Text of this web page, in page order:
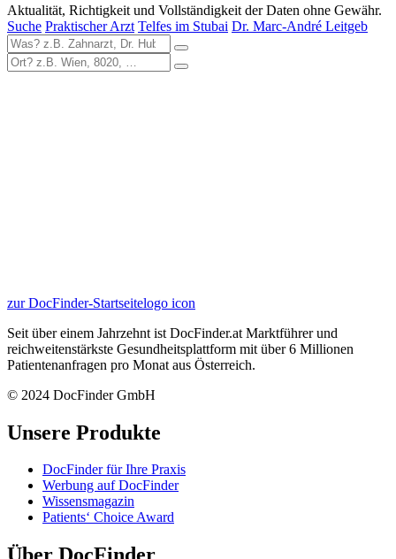
Aktualität, Richtigkeit und Vollständigkeit der Daten ohne Gewähr.
Suche Praktischer Arzt Telfes im Stubai Dr. Marc-André Leitgeb
zur DocFinder-Startseitelogo icon
Seit über einem Jahrzehnt ist DocFinder.at Marktführer und
reichweitenstärkste Gesundheitsplattform mit über 6 Millionen
Patientenanfragen pro Monat aus Österreich.
© 2024 DocFinder GmbH
Unsere Produkte
DocFinder für Ihre Praxis
Werbung auf DocFinder
Wissensmagazin
Patients‘ Choice Award